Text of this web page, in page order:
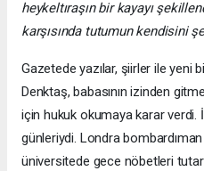
heykeltıraşın bir kayayı
karşısında tutumun kendisini
Gazetede yazılar, şiirler ile yeni
Denktaş, babasının izinden
için hukuk okumaya karar verdi.
günleriydi. Londra bombardıman
üniversitede gece nöbetleri